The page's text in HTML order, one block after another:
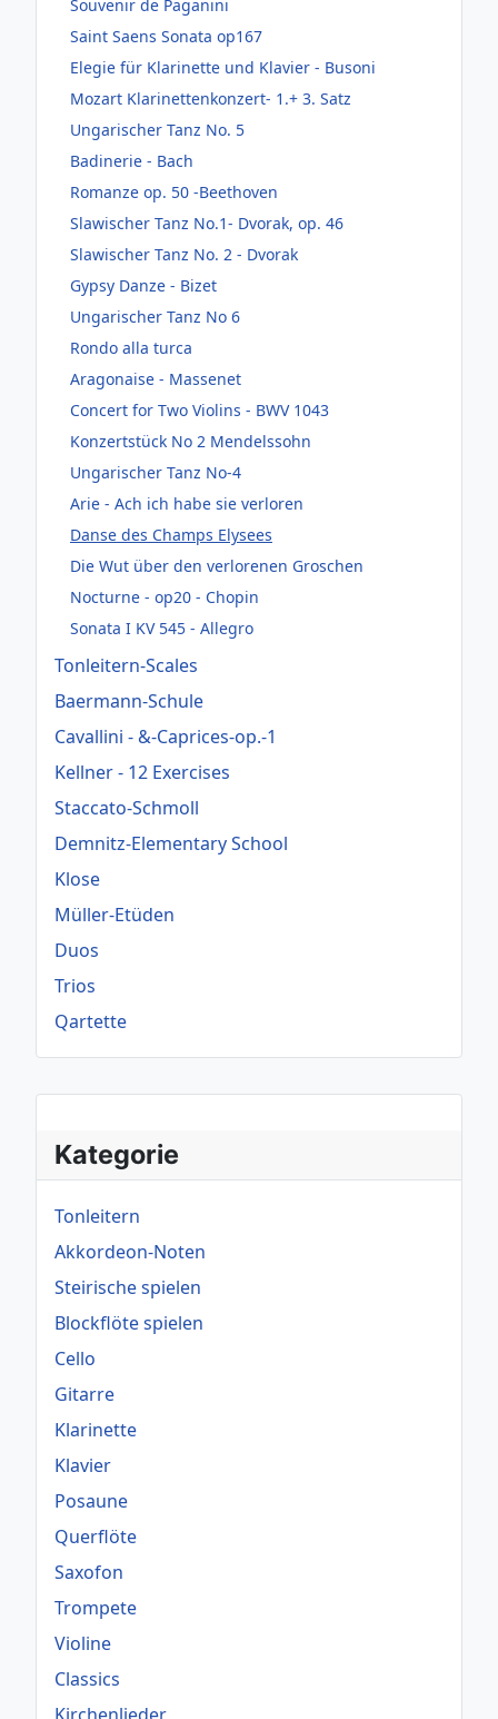
Kategorie
Tonleitern
Akkordeon-Noten
Steirische spielen
Blockflöte spielen
Cello
Gitarre
Klarinette
Klavier
Posaune
Querflöte
Saxofon
Trompete
Violine
Classics
Souvenir de Paganini
Saint Saens Sonata op167
Elegie für Klarinette und Klavier - Busoni
Mozart Klarinettenkonzert- 1.+ 3. Satz
Ungarischer Tanz No. 5
Badinerie - Bach
Romanze op. 50 -Beethoven
Slawischer Tanz No.1- Dvorak, op. 46
Slawischer Tanz No. 2 - Dvorak
Gypsy Danze - Bizet
Ungarischer Tanz No 6
Rondo alla turca
Aragonaise - Massenet
Concert for Two Violins - BWV 1043
Konzertstück No 2 Mendelssohn
Ungarischer Tanz No-4
Arie - Ach ich habe sie verloren
Danse des Champs Elysees
Die Wut über den verlorenen Groschen
Nocturne - op20 - Chopin
Sonata I KV 545 - Allegro
Tonleitern-Scales
Baermann-Schule
Cavallini - &-Caprices-op.-1
Kellner - 12 Exercises
Staccato-Schmoll
Demnitz-Elementary School
Klose
Müller-Etüden
Duos
Trios
Qartette